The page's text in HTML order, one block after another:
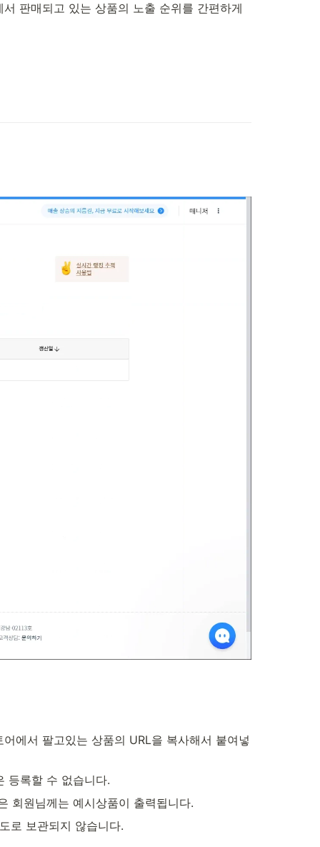
판매되고 있는 상품의 노출 순위를 간편하게
에서 팔고있는 상품의 URL을 복사해서 붙여넣
등록할 수 없습니다.
회원님께는 예시상품이 출력됩니다.
로 보관되지 않습니다.